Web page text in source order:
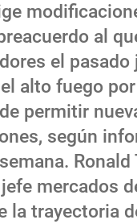
al
el pasado
alto fuego
permitir
según
Ronald
mercados
la trayectoria